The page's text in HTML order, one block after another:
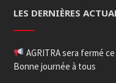
LES DERNIÈRES
AGRITRA sera fermé
Bonne journée à tous